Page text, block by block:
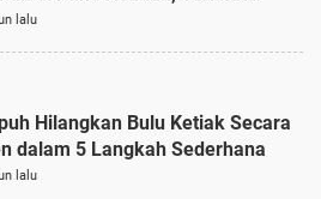
Kaftan Cokelat
lalu
Hilangkan Bulu Ketiak Secara
dalam 5 Langkah Sederhana
lalu